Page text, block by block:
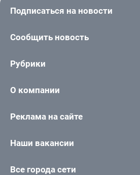
Подписаться на новости
Сообщить новость
Рубрики
О компании
Реклама на сайте
Наши вакансии
Все города сети